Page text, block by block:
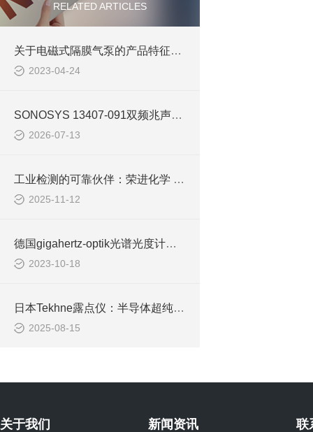
RELATED ARTICLES
关于电磁式隔膜气泵的产品特征介绍
2023-04-24
SONOSYS 13407-091双频兆声波发生器 3MHz+5MHz精密清洗核心设备
2026-07-13
工业检测的可靠伙伴：荣进化学 A-1 多用磁粉探伤仪
2025-11-12
德国gigahertz-optik光谱光度计，紫外-可见-近红外光谱辐射计BTS2048-UV
2023-10-18
日本Tekhne露点仪：半导体超纯气体湿度监测专家
2025-08-15
关于我们 新闻资讯 联